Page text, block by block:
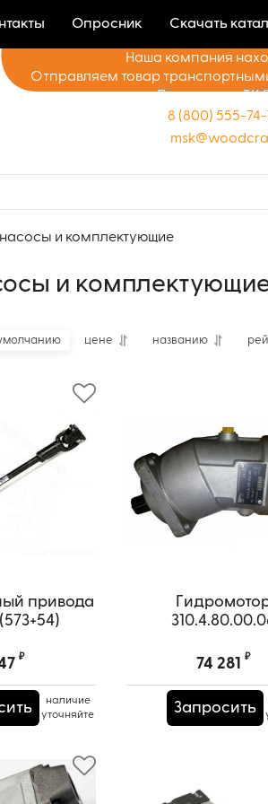
Опросник Скачать
Наша компания
Отправляем товар
Доставка до ТК
8 (800) 555-74-
и комплектующие
и
цене названию
привода
₽
наличие
уточняйте
74 281 ₽
Запросить